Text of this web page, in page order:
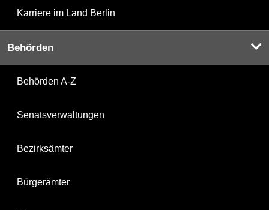
Karriere im Land Berlin
Behörden
Behörden A-Z
Senatsverwaltungen
Bezirksämter
Bürgerämter